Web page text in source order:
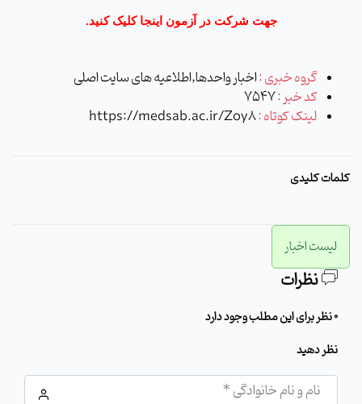
جهت شرکت در آزمون اینجا کلیک کنید.
گروه خبری :اخبار واحدها,اطلاعیه های سایت اصلی
کد خبر :7547
لینک کوتاه :https://medsab.ac.ir/Zoy8
کلمات کلیدی
لیست اخبار
نظرات
0 نظر برای این مطلب وجود دارد
نظر دهید